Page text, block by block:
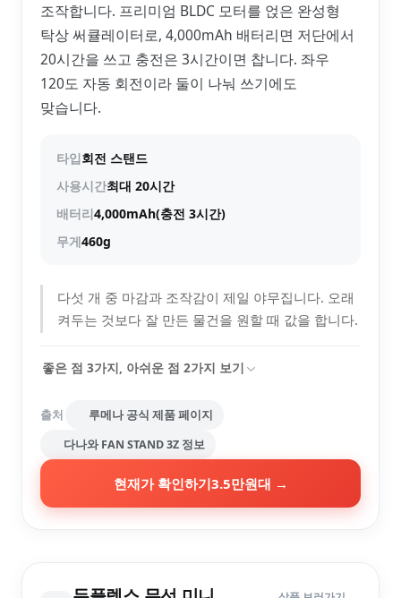
조작합니다. 프리미엄 BLDC 모터를 얹은 완성형
탁상 써큘레이터로, 4,000mAh 배터리면 저단에서
20시간을 쓰고 충전은 3시간이면 찹니다. 좌우
120도 자동 회전이라 둘이 나눠 쓰기에도
맞습니다.
타입회전 스탠드
사용시간최대 20시간
배터리4,000mAh(충전 3시간)
무게460g
다섯 개 중 마감과 조작감이 제일 야무집니다. 오래
켜두는 것보다 잘 만든 물건을 원할 때 값을 합니다.
좋은 점 3가지, 아쉬운 점 2가지 보기
출처
루메나 공식 제품 페이지
다나와 FAN STAND 3Z 정보
현재가 확인하기3.5만원대 →